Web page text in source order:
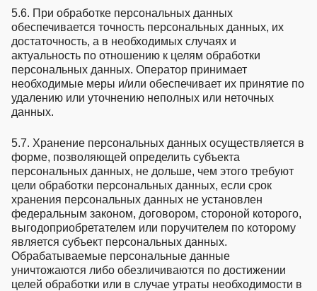
5.6. При обработке персональных данных
обеспечивается точность персональных данных, их
достаточность, а в необходимых случаях и
актуальность по отношению к целям обработки
персональных данных. Оператор принимает
необходимые меры и/или обеспечивает их принятие по
удалению или уточнению неполных или неточных
данных.
5.7. Хранение персональных данных осуществляется в
форме, позволяющей определить субъекта
персональных данных, не дольше, чем этого требуют
цели обработки персональных данных, если срок
хранения персональных данных не установлен
федеральным законом, договором, стороной которого,
выгодоприобретателем или поручителем по которому
является субъект персональных данных.
Обрабатываемые персональные данные
уничтожаются либо обезличиваются по достижении
целей обработки или в случае утраты необходимости в